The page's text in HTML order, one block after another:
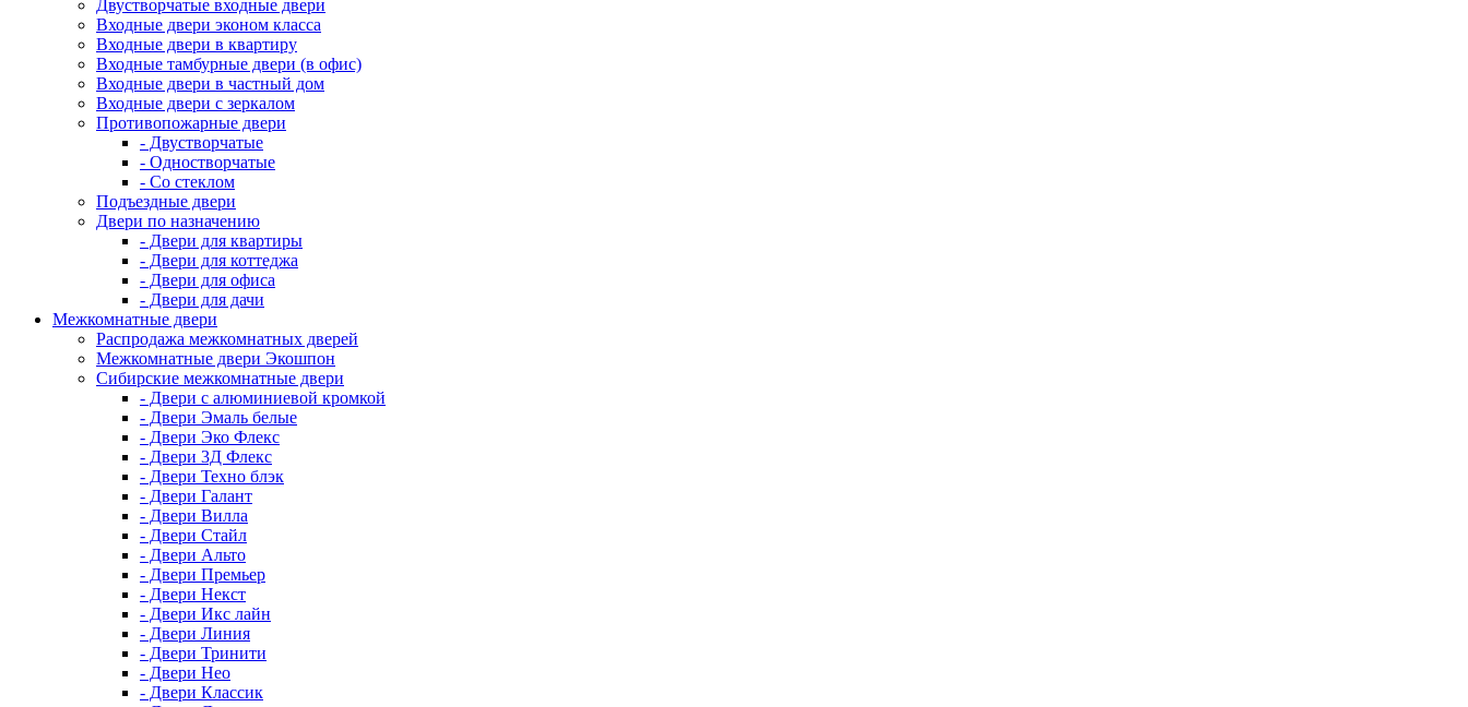
Двустворчатые входные двери
Входные двери эконом класса
Входные двери в квартиру
Входные тамбурные двери (в офис)
Входные двери в частный дом
Входные двери с зеркалом
Противопожарные двери
- Двустворчатые
- Одностворчатые
- Со стеклом
Подъездные двери
Двери по назначению
- Двери для квартиры
- Двери для коттеджа
- Двери для офиса
- Двери для дачи
Межкомнатные двери
Распродажа межкомнатных дверей
Межкомнатные двери Экошпон
Сибирские межкомнатные двери
- Двери с алюминиевой кромкой
- Двери Эмаль белые
- Двери Эко Флекс
- Двери 3Д Флекс
- Двери Техно блэк
- Двери Галант
- Двери Вилла
- Двери Стайл
- Двери Альто
- Двери Премьер
- Двери Некст
- Двери Икс лайн
- Двери Линия
- Двери Тринити
- Двери Нео
- Двери Классик